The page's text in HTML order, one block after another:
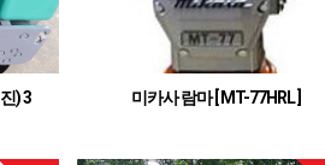
) 3 미카사 람마 [ MT-77HRL ]